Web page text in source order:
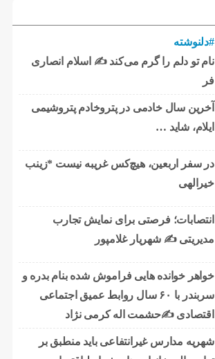
#دلنوشته
نام تو دلم را گرم می‌کند ✍️ اسلام انصاری
فر
آخرین سال خادمی در پتروخادم پتروشیمی
ایلام، شاید …
در سفر اربعین، هیچ‌کس غریبه نیست *زینب
خیرالهی
انتصابات؛ فرصتی برای نمایش تجارب
مدیریتی ✍ شهریار غلامپور
خواهر خوانده هایی فراموش شده بنام بدره و
سربندر با ۶۰ سال روابط عمیق اجتماعی
اقتصادی ✍حشمت اله کرمی نژاد
شهریه مدارس غیرانتفاعی باید منطبق بر